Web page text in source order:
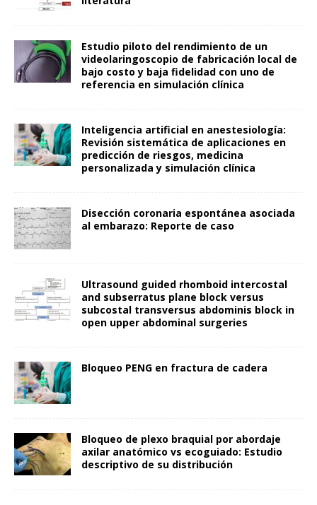
Estudio piloto del rendimiento de un
videolaringoscopio de fabricación local de
bajo costo y baja fidelidad con uno de
referencia en simulación clínica
Inteligencia artificial en anestesiología:
Revisión sistemática de aplicaciones en
predicción de riesgos, medicina
personalizada y simulación clínica
Disección coronaria espontánea asociada
al embarazo: Reporte de caso
Ultrasound guided rhomboid intercostal
and subserratus plane block versus
subcostal transversus abdominis block in
open upper abdominal surgeries
Bloqueo PENG en fractura de cadera
Bloqueo de plexo braquial por abordaje
axilar anatómico vs ecoguiado: Estudio
descriptivo de su distribución